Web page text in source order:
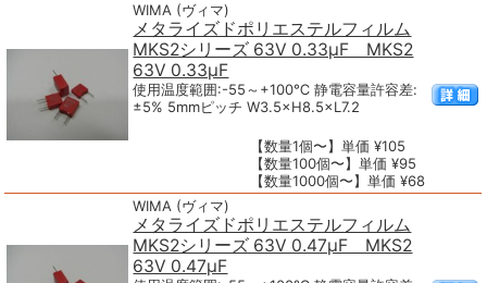
WIMA (ヴィマ)
メタライズドポリエステルフィルム
MKS2シリーズ 63V 0.33μF MKS2
63V 0.33μF
使用温度範囲:-55～+100℃ 静電容量許容差:
±5% 5mmピッチ W3.5×H8.5×L7.2
【数量1個〜】単価 ¥105
【数量100個〜】単価 ¥95
【数量1000個〜】単価 ¥68
WIMA (ヴィマ)
メタライズドポリエステルフィルム
MKS2シリーズ 63V 0.47μF MKS2
63V 0.47μF